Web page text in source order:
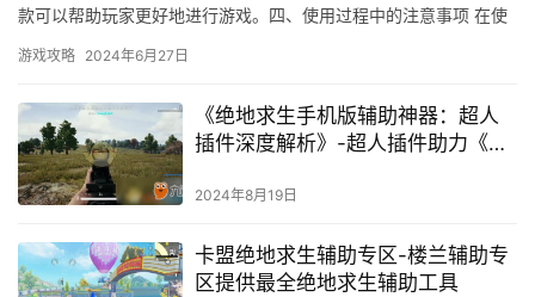
款可以帮助玩家更好地进行游戏。四、使用过程中的注意事项 在使
游戏攻略 2024年6月27日
《绝地求生手机版辅助神器：超人
插件深度解析》-超人插件助力《绝
2024年8月19日
卡盟绝地求生辅助专区-楼兰辅助专
区提供最全绝地求生辅助工具